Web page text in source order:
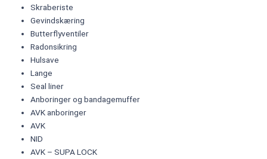
Skraberiste
Gevindskæring
Butterflyventiler
Radonsikring
Hulsave
Lange
Seal liner
Anboringer og bandagemuffer
AVK anboringer
AVK
NID
AVK – SUPA LOCK